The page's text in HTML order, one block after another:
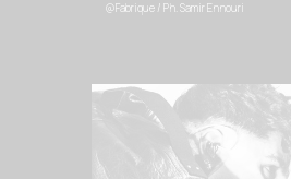
@Fabrique / Ph. Samir Ennouri